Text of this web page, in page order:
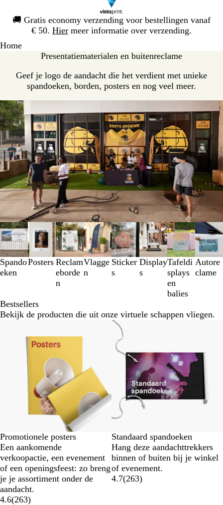
🚚 Gratis economy verzending voor bestellingen vanaf
€ 50. Hier meer informatie over verzending.
1
Home
Presentatiematerialen en buitenreclame
Geef je logo de aandacht die het verdient met unieke
spandoeken, borden, posters en nog veel meer.
Spando
eken
Posters Reclam
eborde
n
Vlagge
n
Sticker
s
Display
s
Tafeldi
splays
en
balies
Autore
clame
Dia's
1
t/m
3
van
8
Bestsellers
Bekijk de producten die uit onze virtuele schappen vliegen.
Promotionele posters
Een aankomende
verkoopactie, een evenement
of een openingsfeest: zo breng
je je assortiment onder de
aandacht.
4.6(263)
Nieuwe opties
Standaard spandoeken
Hang deze aandachttrekkers
binnen of buiten bij je winkel
of evenement.
4.7(263)